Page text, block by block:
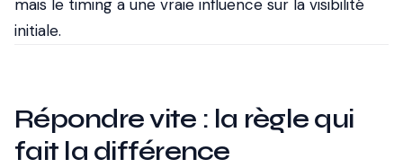
mais le timing a une vraie influence sur la visibilité
initiale.
Répondre vite : la règle qui
fait la différence